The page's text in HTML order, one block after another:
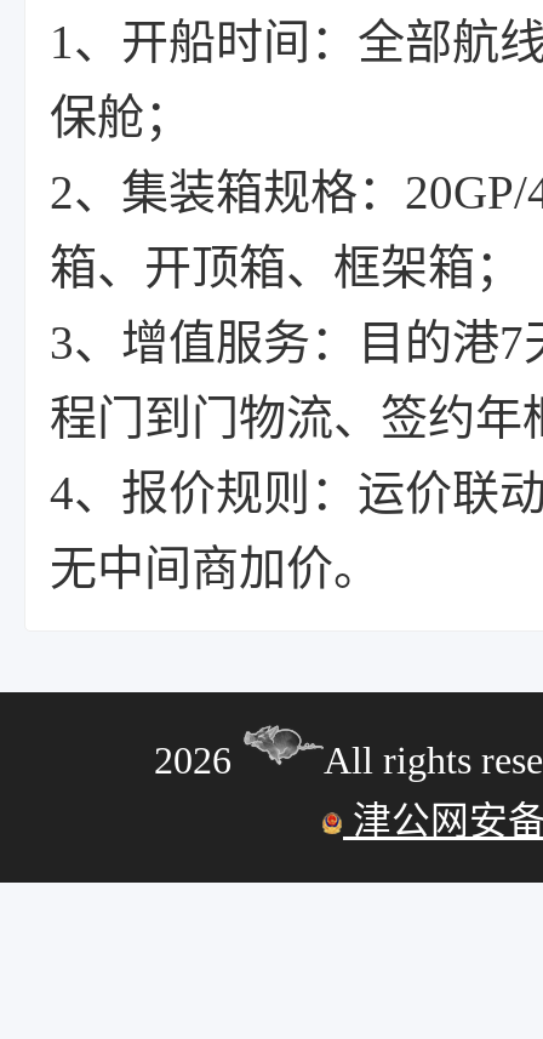
1、开船时间：全部航
保舱；
2、集装箱规格：
箱、开顶箱、框架箱；
3、增值服务：目的港
程门到门物流、签约年
4、报价规则：运价联
无中间商加价。
2026
All rights
津公网安